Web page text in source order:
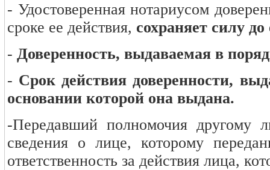
- Удостоверенная нотариусом
сроке ее действия, сохраняет силу
- Доверенность, выдаваемая в
- Срок действия доверенности,
основании которой она выдана.
-Передавший полномочия другому
сведения о лице, которому
ответственность за действия лица,